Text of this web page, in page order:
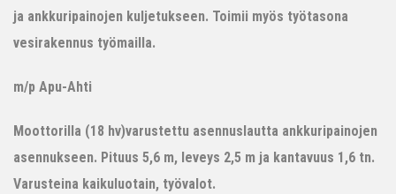
ja ankkuripainojen kuljetukseen. Toimii myös työtasona
vesirakennus työmailla.
m/p Apu-Ahti
Moottorilla (18 hv)varustettu asennuslautta ankkuripainojen
asennukseen. Pituus 5,6 m, leveys 2,5 m ja kantavuus 1,6 tn.
Varusteina kaikuluotain, työvalot.